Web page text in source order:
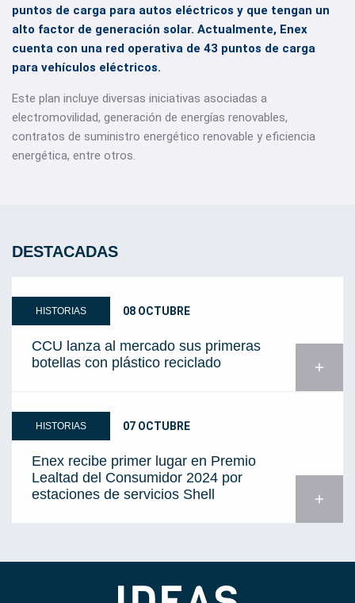
puntos de carga para autos eléctricos y que tengan un
alto factor de generación solar. Actualmente, Enex
cuenta con una red operativa de 43 puntos de carga
para vehículos eléctricos.
Este plan incluye diversas iniciativas asociadas a
electromovilidad, generación de energías renovables,
contratos de suministro energético renovable y eficiencia
energética, entre otros.
DESTACADAS
HISTORIAS 08 OCTUBRE
CCU lanza al mercado sus primeras
botellas con plástico reciclado
add
HISTORIAS 07 OCTUBRE
Enex recibe primer lugar en Premio
Lealtad del Consumidor 2024 por
estaciones de servicios Shell
add